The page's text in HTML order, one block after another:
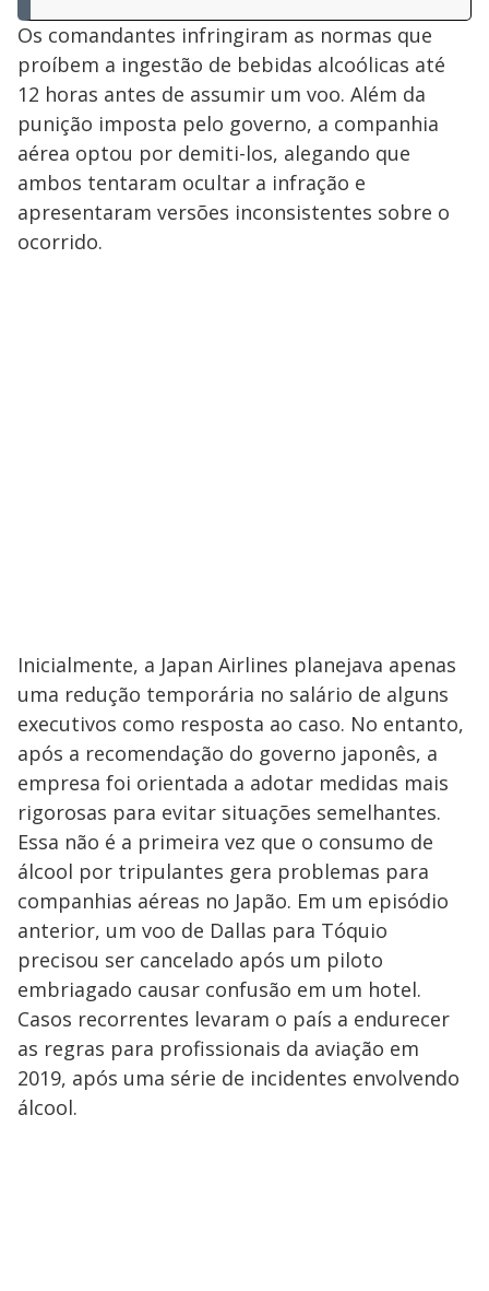
Os comandantes infringiram as normas que
proíbem a ingestão de bebidas alcoólicas até
12 horas antes de assumir um voo. Além da
punição imposta pelo governo, a companhia
aérea optou por demiti-los, alegando que
ambos tentaram ocultar a infração e
apresentaram versões inconsistentes sobre o
ocorrido.
Inicialmente, a Japan Airlines planejava apenas
uma redução temporária no salário de alguns
executivos como resposta ao caso. No entanto,
após a recomendação do governo japonês, a
empresa foi orientada a adotar medidas mais
rigorosas para evitar situações semelhantes.
Essa não é a primeira vez que o consumo de
álcool por tripulantes gera problemas para
companhias aéreas no Japão. Em um episódio
anterior, um voo de Dallas para Tóquio
precisou ser cancelado após um piloto
embriagado causar confusão em um hotel.
Casos recorrentes levaram o país a endurecer
as regras para profissionais da aviação em
2019, após uma série de incidentes envolvendo
álcool.